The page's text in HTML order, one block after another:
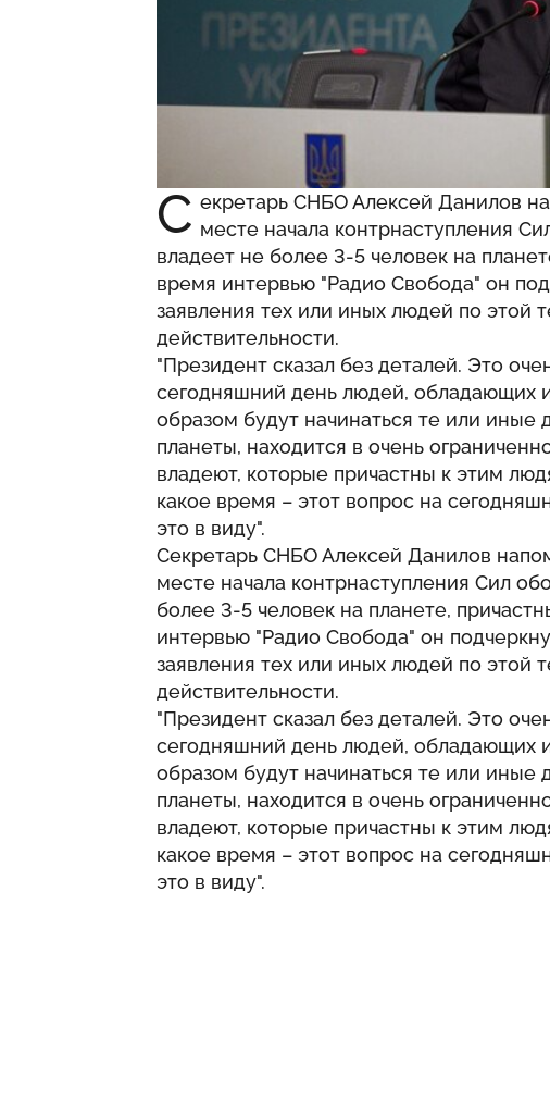
С екретарь СНБО Алексей Данилов
месте начала контрнаступления
владеет не более 3-5 человек на
время интервью "Радио Свобода" он
заявления тех или иных людей по этой
действительности.
"Президент сказал без деталей. Это
сегодняшний день людей, обладающих
образом будут начинаться те или
планеты, находится в очень
владеют, которые причастны к этим
какое время – этот вопрос на
это в виду".
Секретарь СНБО Алексей Данилов
месте начала контрнаступления Сил
более 3-5 человек на планете,
интервью "Радио Свобода" он
заявления тех или иных людей по этой
действительности.
"Президент сказал без деталей. Это
сегодняшний день людей, обладающих
образом будут начинаться те или
планеты, находится в очень
владеют, которые причастны к этим
какое время – этот вопрос на
это в виду".